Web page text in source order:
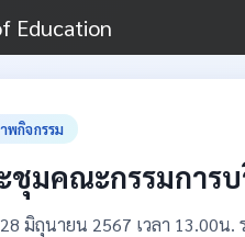
Education
พกิจกรรม
ชุมคณะกรรมการ
มิถุนายน 2567 เวลา 13.00น